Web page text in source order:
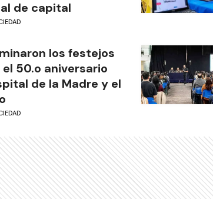
de capital
los festejos
50.o aniversario
de la Madre y el